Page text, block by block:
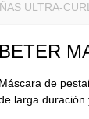
ULTRA-
BETER
Máscara de
larga duración